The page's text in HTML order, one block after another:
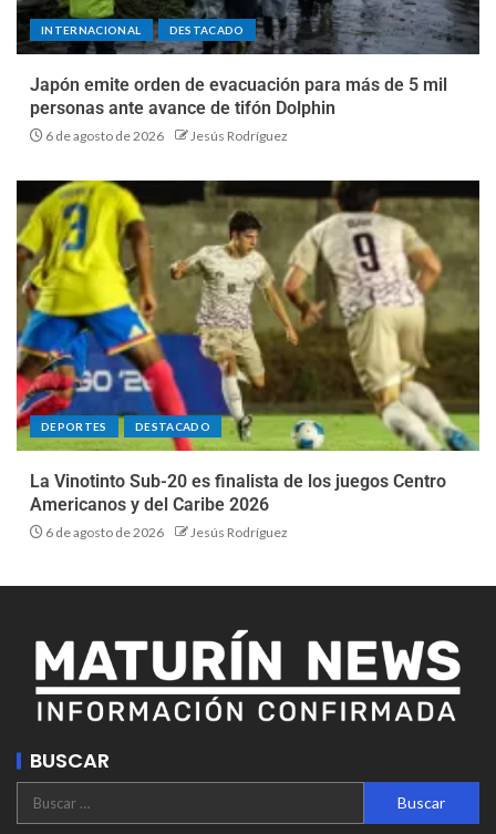
INTERNACIONAL DESTACADO
Japón emite orden de evacuación para más de 5 mil
personas ante avance de tifón Dolphin
6 de agosto de 2026 Jesús Rodríguez
DEPORTES DESTACADO
La Vinotinto Sub-20 es finalista de los juegos Centro
Americanos y del Caribe 2026
6 de agosto de 2026 Jesús Rodríguez
BUSCAR